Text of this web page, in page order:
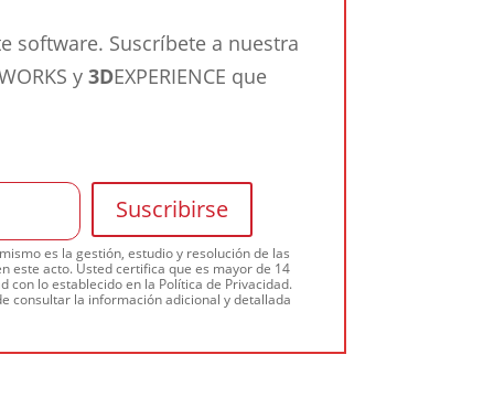
software. Suscríbete a nuestra
y 3DEXPERIENCE que
es la gestión, estudio y resolución de las
este acto. Usted certifica que es mayor de 14
lo establecido en la Política de Privacidad.
consultar la información adicional y detallada